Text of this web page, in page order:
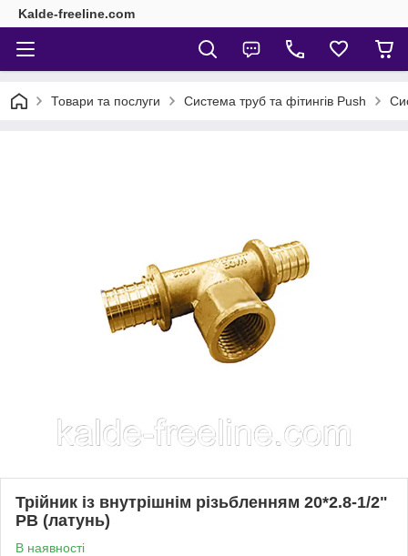
Kalde-freeline.com
Товари та послуги Система труб та фітингів Push
Трійник із внутрішнім різьбленням 20*2.8-1/2"
РВ (латунь)
В наявності